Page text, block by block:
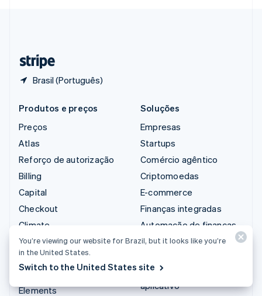
Brasil (Português)
Produtos e preços
Preços
Atlas
Reforço de autorização
Billing
Capital
Checkout
Climate
Connect
Criptomoedas
Data Pipeline
Elements
Soluções
Empresas
Startups
Comércio agêntico
Criptomoedas
E-commerce
Finanças integradas
Automação de finanças
Empresas do mundo
Pagamentos no
aplicativo
You’re viewing our website for Brazil, but it looks like you’re
in the United States.
Switch to the United States site